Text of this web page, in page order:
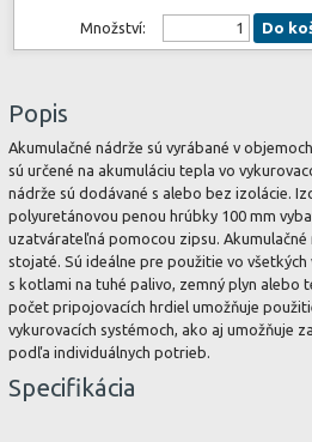
Množství: Do
Popis
Akumulačné nádrže sú vyrábané v
sú určené na akumuláciu tepla vo
nádrže sú dodávané s alebo bez izolácie.
polyuretánovou penou hrúbky 100 mm
uzatvárateľná pomocou zipsu. Akumulačné
stojaté. Sú ideálne pre použitie vo všetkých
s kotlami na tuhé palivo, zemný plyn alebo
počet pripojovacích hrdiel umožňuje
vykurovacích systémoch, ako aj umožňuje
podľa individuálnych potrieb.
Specifikácia